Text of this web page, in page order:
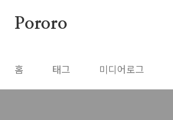
Pororo
홈 태그 미디어로그